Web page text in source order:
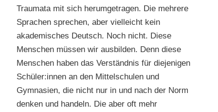
Traumata mit sich herumgetragen. Die mehrere
Sprachen sprechen, aber vielleicht kein
akademisches Deutsch. Noch nicht. Diese
Menschen müssen wir ausbilden. Denn diese
Menschen haben das Verständnis für diejenigen
Schüler:innen an den Mittelschulen und
Gymnasien, die nicht nur in und nach der Norm
denken und handeln. Die aber oft mehr